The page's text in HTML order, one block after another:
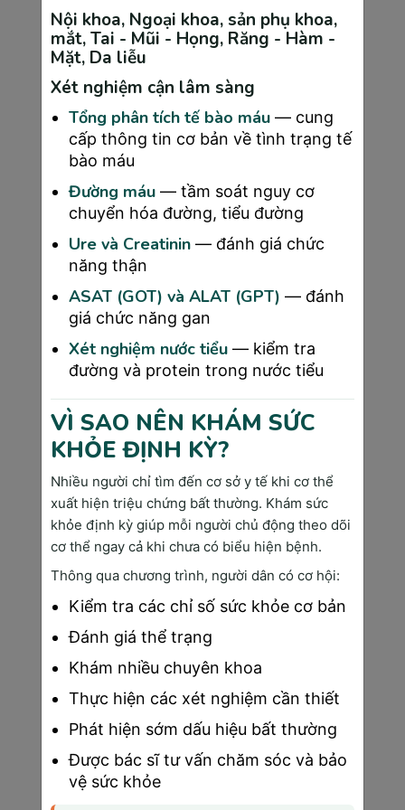
trọng.
Mang thai 26 tuần mẹ tăng bao nhiêu kg?
5.4 Thai 26 tuần nặng bao nhiêu là chuẩn?
Cân nặng thai nhi 26 tuần tuổi trung bình dao động
từ 0,780 đến 1,038 kg, và chiều dài từ đỉnh đầu
đến gót chân khoảng 35,6 cm. Tuy nhiên, cần lưu ý
rằng các chỉ số thai 26 tuần này có thể thay đổi tùy
thuộc vào từng trường hợp cụ thể và quá trình phát
triển riêng biệt của mỗi bé.
5.5 Mẹ bầu 26 tuần còn bị ốm nghén không?
Đa phần khi đến giai đoạn này, mẹ bầu có thể nhận
thấy sự thuyên giảm đáng kể của các triệu chứng
ốm nghén. Tuy nhiên, tình trạng nhạy cảm với mùi
vị, đặc biệt là mùi thức ăn, vẫn có thể gây ra cảm
giác buồn nôn. Trong một số trường hợp hiếm gặp,
mẹ bầu có thể gặp phải tình trạng nôn nghén nặng.
Tình trạng này có thể dẫn đến mất nước và điện
giải nghiêm trọng, đòi hỏi phải nhập viện để truyền
dịch và điều trị hỗ trợ.
Thai 26 tuần là giai đoạn đánh dấu sự phát triển
vượt bậc của thai nhi, đồng thời mang đến nhiều
thay đổi quan trọng cho mẹ bầu. Việc nắm rõ
Nội khoa, Ngoại khoa, sản phụ khoa,
mắt, Tai - Mũi - Họng, Răng - Hàm -
Mặt, Da liễu
Xét nghiệm cận lâm sàng
Tổng phân tích tế bào máu— cung
cấp thông tin cơ bản về tình trạng tế
bào máu
Đường máu— tầm soát nguy cơ
chuyển hóa đường, tiểu đường
Ure và Creatinin— đánh giá chức
năng thận
ASAT (GOT) và ALAT (GPT) — đánh
giá chức năng gan
Xét nghiệm nước tiểu— kiểm tra
đường và protein trong nước tiểu
VÌ SAO NÊN KHÁM SỨC
KHỎE ĐỊNH KỲ?
Nhiều người chỉ tìm đến cơ sở y tế khi cơ thể
xuất hiện triệu chứng bất thường. Khám sức
khỏe định kỳ giúp mỗi người chủ động theo dõi
cơ thể ngay cả khi chưa có biểu hiện bệnh.
Thông qua chương trình, người dân có cơ hội:
Kiểm tra các chỉ số sức khỏe cơ bản
Đánh giá thể trạng
Khám nhiều chuyên khoa
Thực hiện các xét nghiệm cần thiết
Phát hiện sớm dấu hiệu bất thường
Được bác sĩ tư vấn chăm sóc và bảo
vệ sức khỏe